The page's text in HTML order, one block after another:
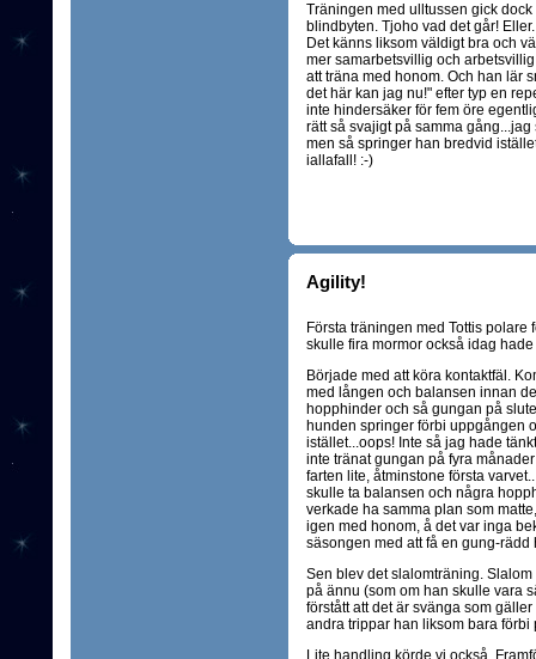
Träningen med ulltussen gick
blindbyten. Tjoho vad det går!
Det känns liksom väldigt bra och
mer samarbetsvillig och
att träna med honom. Och han lär
det här kan jag nu!" efter typ en
inte hindersäker för fem öre
rätt så svajigt på samma
men så springer han bredvid
iallafall! :-)
Agility!
Första träningen med Tottis polare
skulle fira mormor också idag
Började med att köra kontaktfäl.
med lången och balansen innan
hopphinder och så gungan på
hunden springer förbi uppgången
istället...oops! Inte så jag hade
inte tränat gungan på fyra
farten lite, åtminstone första
skulle ta balansen och några
verkade ha samma plan som
igen med honom, å det var inga
säsongen med att få en gung-rädd
Sen blev det slalomträning.
på ännu (som om han skulle vara
förstått att det är svänga som
andra trippar han liksom bara förbi
Lite handling körde vi också.